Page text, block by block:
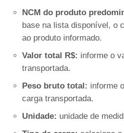
NCM do produto
base na lista disponível, o
ao produto informado.
Valor total R$: informe o
transportada.
Peso bruto total: informe
carga transportada.
Unidade: unidade de